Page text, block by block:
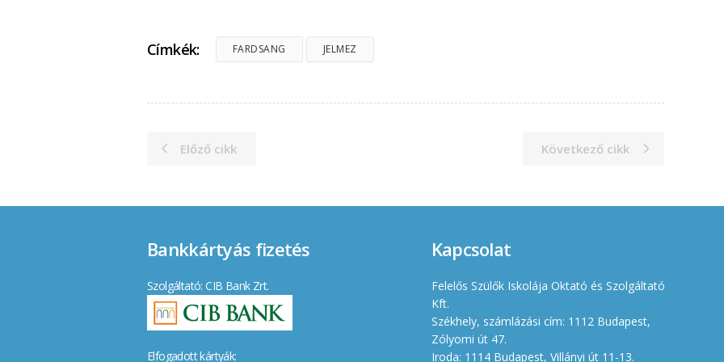
Címkék: FARDSANG JELMEZ
Előző cikk Következő cikk
Bankkártyás fizetés
Szolgáltató: CIB Bank Zrt.
Elfogadott kártyák:
Kapcsolat
Felelős Szülők Iskolája Oktató és Szolgáltató
Kft.
Székhely, számlázási cím: 1112 Budapest,
Zólyomi út 47.
Iroda: 1114 Budapest, Villányi út 11-13.